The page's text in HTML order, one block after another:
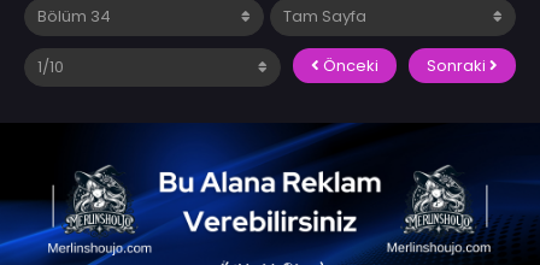
Önceki Sonraki